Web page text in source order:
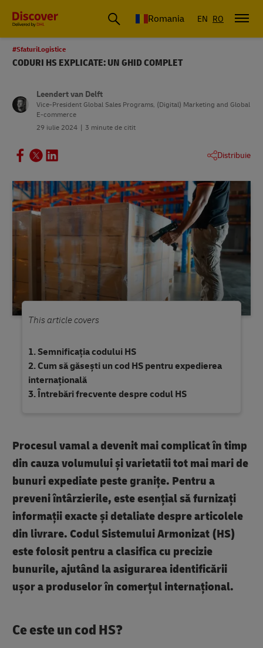
Romania EN RO
#SfaturiLogistice
CODURI HS EXPLICATE: UN GHID COMPLET
Leendert van Delft
Vice-President Global Sales Programs, (Digital) Marketing and Global
E-commerce
29 iulie 2024
3 minute de citit
Distribuie
This article covers
Semnificația codului HS
Cum să găsești un cod HS pentru expedierea
internațională
Întrebări frecvente despre codul HS
Procesul vamal a devenit mai complicat în timp
din cauza volumului și varietatii tot mai mari de
bunuri expediate peste granițe. Pentru a
preveni întârzierile, este esențial să furnizați
informații exacte și detaliate despre articolele
din livrare. Codul Sistemului Armonizat (HS)
este folosit pentru a clasifica cu precizie
bunurile, ajutând la asigurarea identificării
ușor a produselor în comerțul internațional.
Ce este un cod HS?